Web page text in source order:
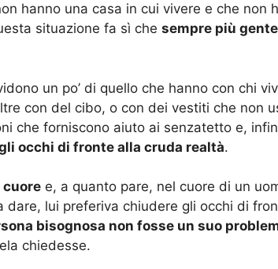
hanno una casa in cui vivere e che non
situazione fa sì che sempre più
un po’ di quello che hanno con chi
con del cibo, o con dei vestiti che non
che forniscono aiuto ai senzatetto e,
occhi di fronte alla cruda realtà.
cuore e, a quanto pare, nel cuore di un
dare, lui preferiva chiudere gli occhi di
bisognosa non fosse un suo
chiedesse.